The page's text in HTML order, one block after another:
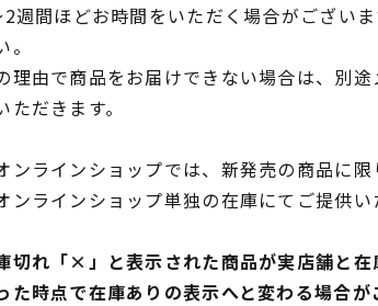
週間ほどお時間をいただく場合がござい
理由で商品をお届けできない場合は、別途
だきます。
ンラインショップでは、新発売の商品に限
ンラインショップ単独の在庫にてご提供い
切れ「×」と表示された商品が実店舗と在
た時点で在庫ありの表示へと変わる場合が